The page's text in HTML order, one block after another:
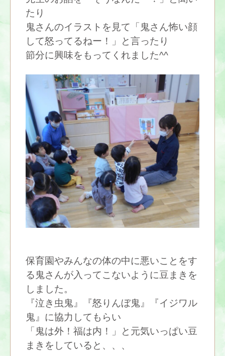
たり
鬼さんのイラストを見て「鬼さん怖い顔
して怒ってるねー！」と言ったり
節分に興味をもってくれました^^
保育園やみんなの体の中に悪いことをす
る鬼さんが入ってこないように豆まきを
しました。
『泣き虫鬼』『怒りんぼ鬼』『イジワル
鬼』に協力してもらい
「鬼は外！福は内！」と元気いっぱい豆
まきをしていると、、、